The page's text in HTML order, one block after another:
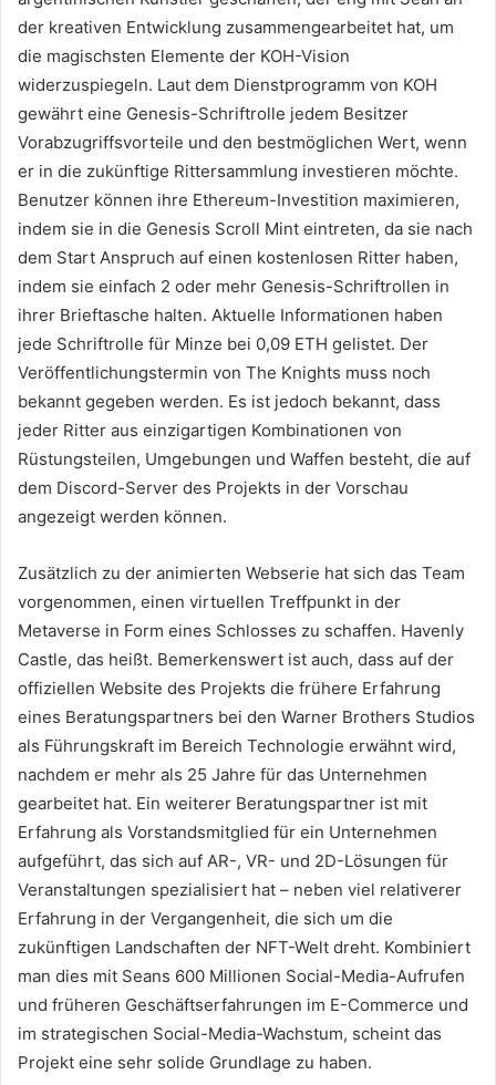
der kreativen Entwicklung zusammengearbeitet hat, um
die magischsten Elemente der KOH-Vision
widerzuspiegeln. Laut dem Dienstprogramm von KOH
gewährt eine Genesis-Schriftrolle jedem Besitzer
Vorabzugriffsvorteile und den bestmöglichen Wert, wenn
er in die zukünftige Rittersammlung investieren möchte.
Benutzer können ihre Ethereum-Investition maximieren,
indem sie in die Genesis Scroll Mint eintreten, da sie nach
dem Start Anspruch auf einen kostenlosen Ritter haben,
indem sie einfach 2 oder mehr Genesis-Schriftrollen in
ihrer Brieftasche halten. Aktuelle Informationen haben
jede Schriftrolle für Minze bei 0,09 ETH gelistet. Der
Veröffentlichungstermin von The Knights muss noch
bekannt gegeben werden. Es ist jedoch bekannt, dass
jeder Ritter aus einzigartigen Kombinationen von
Rüstungsteilen, Umgebungen und Waffen besteht, die auf
dem Discord-Server des Projekts in der Vorschau
angezeigt werden können.
Zusätzlich zu der animierten Webserie hat sich das Team
vorgenommen, einen virtuellen Treffpunkt in der
Metaverse in Form eines Schlosses zu schaffen. Havenly
Castle, das heißt. Bemerkenswert ist auch, dass auf der
offiziellen Website des Projekts die frühere Erfahrung
eines Beratungspartners bei den Warner Brothers Studios
als Führungskraft im Bereich Technologie erwähnt wird,
nachdem er mehr als 25 Jahre für das Unternehmen
gearbeitet hat. Ein weiterer Beratungspartner ist mit
Erfahrung als Vorstandsmitglied für ein Unternehmen
aufgeführt, das sich auf AR-, VR- und 2D-Lösungen für
Veranstaltungen spezialisiert hat – neben viel relativerer
Erfahrung in der Vergangenheit, die sich um die
zukünftigen Landschaften der NFT-Welt dreht. Kombiniert
man dies mit Seans 600 Millionen Social-Media-Aufrufen
und früheren Geschäftserfahrungen im E-Commerce und
im strategischen Social-Media-Wachstum, scheint das
Projekt eine sehr solide Grundlage zu haben.